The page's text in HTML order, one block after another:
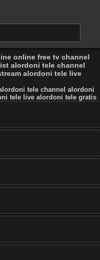
online free tv channel
alordoni tele channel
alordoni tele live
tele channel alordoni
tele live alordoni tele gratis